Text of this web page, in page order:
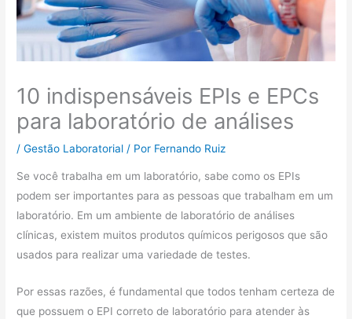
10 indispensáveis EPIs e EPCs
para laboratório de análises
/Gestão Laboratorial / Por Fernando Ruiz
Se você trabalha em um laboratório, sabe como os EPIs
podem ser importantes para as pessoas que trabalham em um
laboratório. Em um ambiente de laboratório de análises
clínicas, existem muitos produtos químicos perigosos que são
usados ​​para realizar uma variedade de testes.
Por essas razões, é fundamental que todos tenham certeza de
que possuem o EPI correto de laboratório para atender às